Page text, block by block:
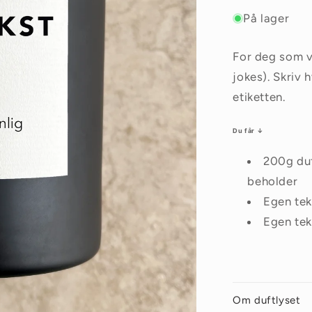
På lager
For deg som
jokes). Skriv
etiketten.
Du får ↓
200g
beholder
Egen
Egen
Om duftlyset